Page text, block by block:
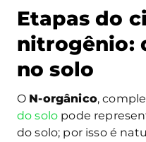
Etapas do
nitrogênio:
no solo
O N-orgânico,
do solo pode
do solo; por isso é